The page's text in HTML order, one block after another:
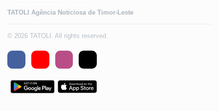
TATOLI Agência Noticiosa de Timor-Leste
© 2026 TATOLI. All rights reserved.